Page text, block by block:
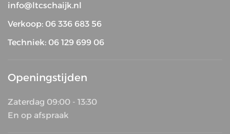
info@ltcschaijk.nl
Verkoop: 06 336 683 56
Techniek: 06 129 699 06
Openingstijden
Zaterdag 09:00 - 13:30
En op afspraak